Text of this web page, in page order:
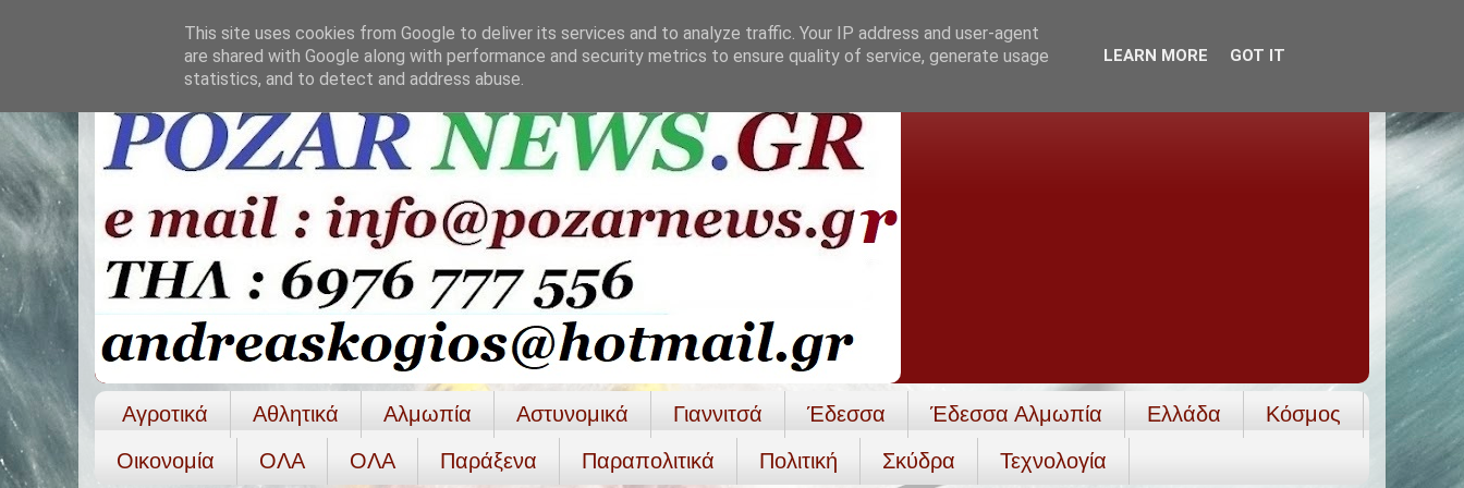
Αγροτικά Αθλητικά Αλμωπία Αστυνομικά Γιαννιτσά Έδεσσα Έδεσσα Αλμωπία Ελλάδα
Κόσμος
Οικονομία
ΟΛΑ ΟΛA Παράξενα Παραπολιτικά Πολιτική Σκύδρα Τεχνολογία
This site uses cookies from Google to deliver its services and to analyze traffic. Your IP address and user-agent
are shared with Google along with performance and security metrics to ensure quality of service, generate usage
statistics, and to detect and address abuse.
LEARN MORE GOT IT